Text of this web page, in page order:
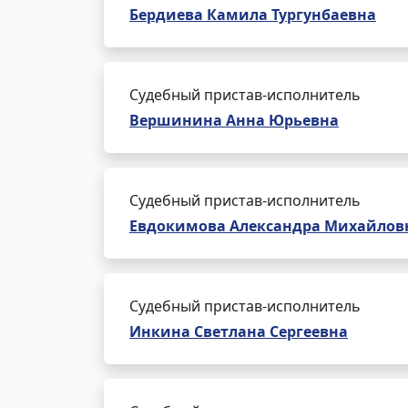
Бердиева Камила Тургунбаевна
Судебный пристав-исполнитель
Вершинина Анна Юрьевна
Судебный пристав-исполнитель
Евдокимова Александра
Судебный пристав-исполнитель
Инкина Светлана Сергеевна